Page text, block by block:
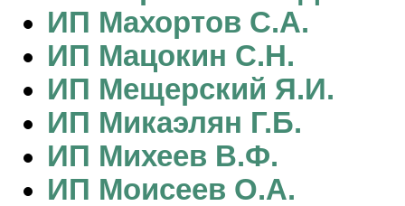
ИП Махортов С.А.
ИП Мацокин С.Н.
ИП Мещерский Я.И.
ИП Микаэлян Г.Б.
ИП Михеев В.Ф.
ИП Моисеев О.А.